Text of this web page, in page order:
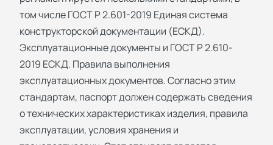
том числе ГОСТ Р 2.601-2019 Единая система
конструкторской документации (ЕСКД).
Эксплуатационные документы и ГОСТ Р 2.610-
2019 ЕСКД. Правила выполнения
эксплуатационных документов. Согласно этим
стандартам, паспорт должен содержать сведения
о технических характеристиках изделия, правила
эксплуатации, условия хранения и